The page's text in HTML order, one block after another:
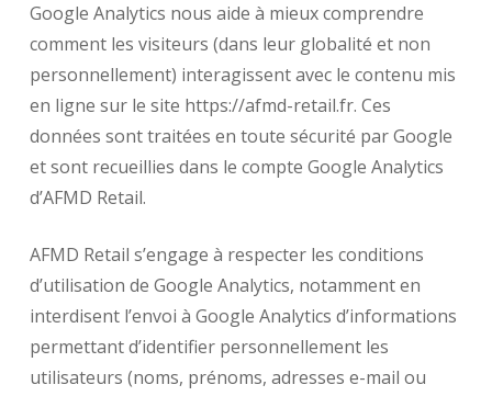
Google Analytics nous aide à mieux comprendre
comment les visiteurs (dans leur globalité et non
personnellement) interagissent avec le contenu mis
en ligne sur le site https://afmd-retail.fr. Ces
données sont traitées en toute sécurité par Google
et sont recueillies dans le compte Google Analytics
d’AFMD Retail.
AFMD Retail s’engage à respecter les conditions
d’utilisation de Google Analytics, notamment en
interdisent l’envoi à Google Analytics d’informations
permettant d’identifier personnellement les
utilisateurs (noms, prénoms, adresses e-mail ou